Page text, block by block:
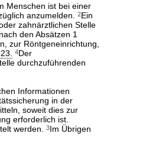
Menschen ist bei einer
anzumelden.
2Ein
zahnärztlichen Stelle
den Absätzen 1
zur Röntgeneinrichtung,
23. 4Der
durchzuführenden
Informationen
in der
soweit dies zur
erforderlich ist.
werden. 3Im Übrigen